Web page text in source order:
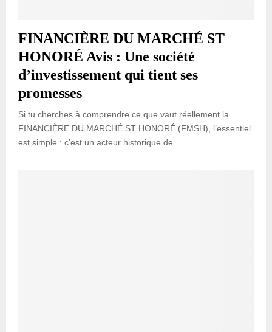
FINANCIÈRE DU MARCHÉ ST
HONORÉ Avis : Une société
d’investissement qui tient ses
promesses
Si tu cherches à comprendre ce que vaut réellement la
FINANCIÈRE DU MARCHÉ ST HONORÉ (FMSH), l’essentiel
est simple : c’est un acteur historique de...